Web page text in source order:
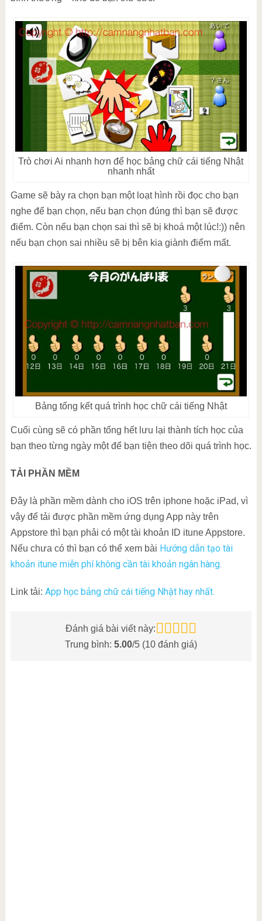
Trò chơi Ai nhanh hơn để học bảng chữ cái tiếng Nhật
nhanh nhất
Game sẽ bày ra chọn bạn một loạt hình rồi đọc cho bạn
nghe để bạn chọn, nếu bạn chọn đúng thì bạn sẽ được
điểm. Còn nếu bạn chọn sai thì sẽ bị khoá một lúc!:)) nên
nếu bạn chọn sai nhiều sẽ bị bên kia giành điểm mất.
Bảng tổng kết quá trình học chữ cái tiếng Nhật
Cuối cùng sẽ có phần tổng hết lưu lại thành tích học của
bạn theo từng ngày một để bạn tiện theo dõi quá trình học.
TẢI PHẦN MỀM
Đây là phần mềm dành cho iOS trên iphone hoặc iPad, vì
vậy để tải được phần mềm ứng dụng App này trên
Appstore thì bạn phải có một tài khoản ID itune Appstore.
Nếu chưa có thì bạn có thể xem bài Hướng dẫn tạo tài
khoản itune miễn phí không cần tài khoản ngân hàng.
Link tải: App học bảng chữ cái tiếng Nhật hay nhất.
Đánh giá bài viết này:
Trung bình: 5.00/5 (10đánh giá)